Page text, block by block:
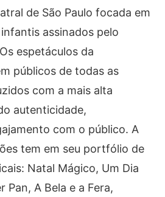
de São Paulo focada em
assinados pelo
espetáculos da
públicos de todas as
com a mais alta
autenticidade,
com o público. A
tem em seu portfólio de
Natal Mágico, Um Dia
Pan, A Bela e a Fera,